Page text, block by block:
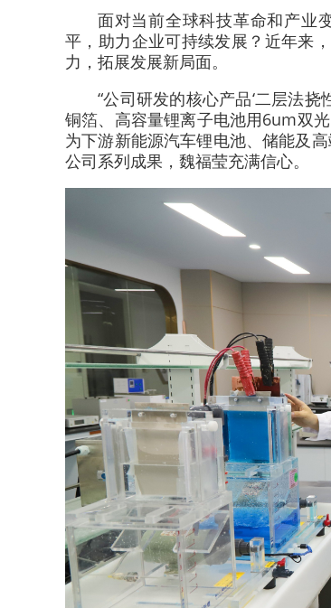
面对当前全球科技革命和产业
平，助力企业可持续发展？近年来
力，拓展发展新局面。
“公司研发的核心产品‘二层法
铜箔、高容量锂离子电池用6um双
为下游新能源汽车锂电池、储能及
公司系列成果，魏福莹充满信心。